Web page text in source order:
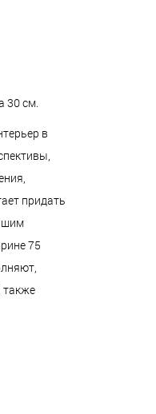
30 см.
в
придать
75
также